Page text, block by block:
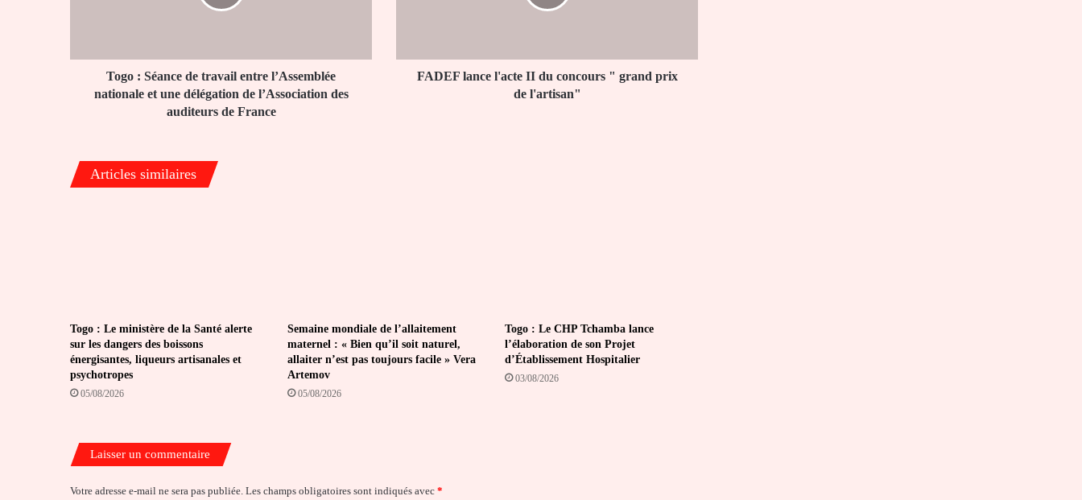
et
délégation
auditeurs
de
Togo : Séance de travail entre l’Assemblée
nationale et une délégation de l’Association des
auditeurs de France
prix
FADEF lance l'acte II du concours " grand prix
de l'artisan"
Articles similaires
Togo : Le ministère de la Santé alerte
sur les dangers des boissons
énergisantes, liqueurs artisanales et
psychotropes
05/08/2026
Semaine mondiale de l’allaitement
maternel : « Bien qu’il soit naturel,
allaiter n’est pas toujours facile » Vera
Artemov
05/08/2026
Togo : Le CHP Tchamba lance
l’élaboration de son Projet
d’Établissement Hospitalier
03/08/2026
Laisser un commentaire
Votre adresse e-mail ne sera pas publiée. Les champs obligatoires sont indiqués avec *